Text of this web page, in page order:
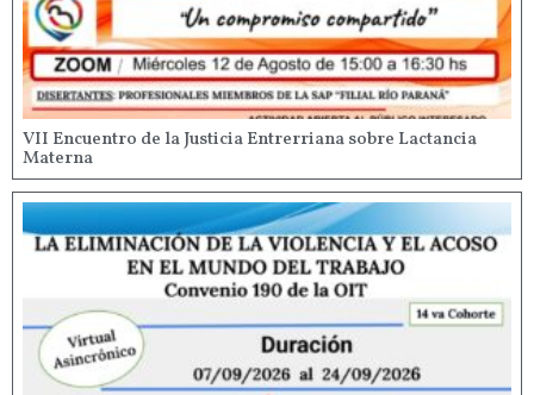
VII Encuentro de la Justicia Entrerriana sobre Lactancia
Materna